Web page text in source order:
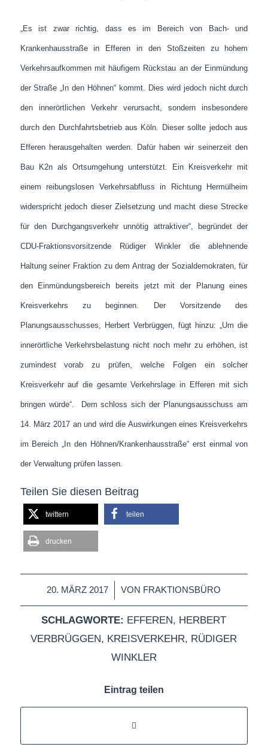
„Es ist zwar richtig, dass es im Bereich von Bach- und
Krankenhausstraße in Efferen in den Stoßzeiten zu hohem
Verkehrsaufkommen mit häufigem Rückstau an der Einmündung
der Straße „In den Höhnen“ kommt. Dies wird jedoch nicht durch
den innerörtlichen Verkehr verursacht, sondern insbesondere
durch den Durchfahrtsbetrieb aus Köln. Dieser sollte jedoch aus
Efferen herausgehalten werden. Dafür haben wir seinerzeit den
Bau K2n als Ortsumgehung unterstützt. Ein Kreisverkehr mit
einem reibungslosen Verkehrsabfluss in Richtung Hermülheim
widerspricht jedoch dieser Zielsetzung und macht diese Strecke
für den Durchgangsverkehr unnötig attraktiver“, begründet der
CDU-Fraktionsvorsitzende Rüdiger Winkler die ablehnende
Haltung seiner Fraktion zu dem Antrag der Sozialdemokraten, für
den Einmündungsbereich bereits jetzt mit der Planung eines
Kreisverkehrs zu beginnen. Der Vorsitzende des
Planungsausschusses, Herbert Verbrüggen, fügt hinzu: „Um die
innerörtliche Verkehrsbelastung nicht noch mehr zu erhöhen, ist
zumindest vorab zu prüfen, welche Folgen ein solcher
Kreisverkehr auf die gesamte Verkehrslage in Efferen mit sich
bringen würde“. Dem schloss sich der Planungsausschuss am
14. März 2017 an und wird die Auswirkungen eines Kreisverkehrs
im Bereich „In den Höhnen/Krankenhausstraße“ erst einmal von
der Verwaltung prüfen lassen.
Teilen Sie diesen Beitrag
twittern teilen
drucken
20. MÄRZ 2017
/ VON FRAKTIONSBÜRO
SCHLAGWORTE: EFFEREN, HERBERT
VERBRÜGGEN, KREISVERKEHR, RÜDIGER
WINKLER
Eintrag teilen